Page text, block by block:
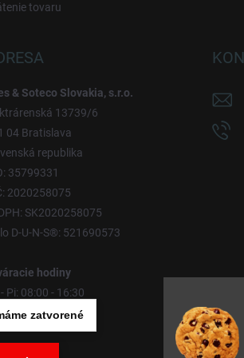
tovaru
& Soteco Slovakia, s.r.o.
13739/6
04 Bratislava
republika
35799331
2020258075
SK2020258075
D-U-N-S®: 521690573
hodiny
Pi: 08:00 - 16:30
Ne: Zatvorené
zatvorené
16:30